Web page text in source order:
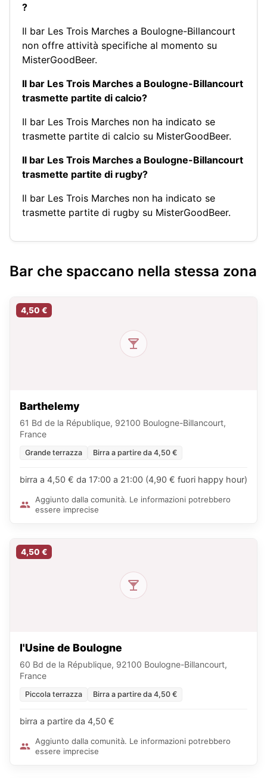
?
Il bar Les Trois Marches a Boulogne-Billancourt
non offre attività specifiche al momento su
MisterGoodBeer.
Il bar Les Trois Marches a Boulogne-Billancourt
trasmette partite di calcio?
Il bar Les Trois Marches non ha indicato se
trasmette partite di calcio su MisterGoodBeer.
Il bar Les Trois Marches a Boulogne-Billancourt
trasmette partite di rugby?
Il bar Les Trois Marches non ha indicato se
trasmette partite di rugby su MisterGoodBeer.
Bar che spaccano nella stessa zona
4,50 €
Barthelemy
61 Bd de la République, 92100 Boulogne-Billancourt,
France
Grande terrazza Birra a partire da 4,50 €
birra a 4,50 € da 17:00 a 21:00 (4,90 € fuori happy hour)
Aggiunto dalla comunità. Le informazioni potrebbero
essere imprecise
4,50 €
l'Usine de Boulogne
60 Bd de la République, 92100 Boulogne-Billancourt,
France
Piccola terrazza Birra a partire da 4,50 €
birra a partire da 4,50 €
Aggiunto dalla comunità. Le informazioni potrebbero
essere imprecise